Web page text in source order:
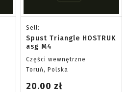
Sell:
Spust Triangle HOSTRUK
asg M4
Części wewnętrzne
Toruń, Polska
20.00 zł